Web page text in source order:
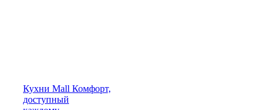
Кухни Mall Комфорт,
доступный